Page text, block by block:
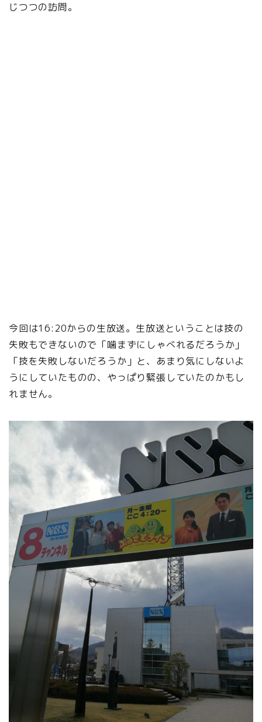
じつつの訪問。
今回は16:20からの生放送。生放送ということは技の
失敗もできないので「噛まずにしゃべれるだろうか」
「技を失敗しないだろうか」と、あまり気にしないよ
うにしていたものの、やっぱり緊張していたのかもし
れません。